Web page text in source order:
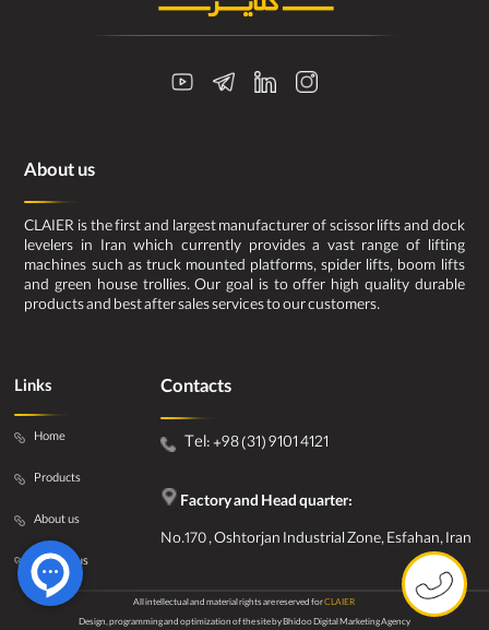
About us
CLAIER is the first and largest manufacturer of scissor lifts and dock
levelers in Iran which currently provides a vast range of lifting
machines such as truck mounted platforms, spider lifts, boom lifts
and green house trollies. Our goal is to offer high quality durable
products and best after sales services to our customers.
Links
Home
Products
About us
Contact us
Contacts
Tel: +98 (31) 9101 4121
Factory and Head quarter:
No.170 , Oshtorjan Industrial Zone, Esfahan, Iran
All intellectual and material rights are reserved forCLAIER
Design, programming and optimization of the site byBhidoo Digital Marketing Agency